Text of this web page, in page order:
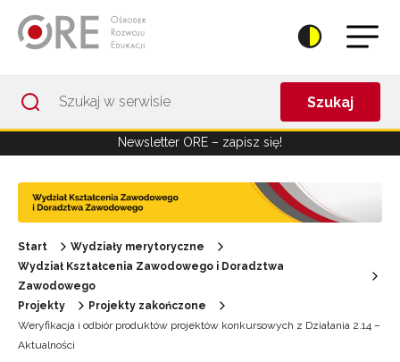
Szukaj
Newsletter ORE – zapisz się!
Start
Wydziały merytoryczne
Wydział Kształcenia Zawodowego i Doradztwa
Zawodowego
Projekty
Projekty zakończone
Weryfikacja i odbiór produktów projektów konkursowych z Działania 2.14 –
Aktualności